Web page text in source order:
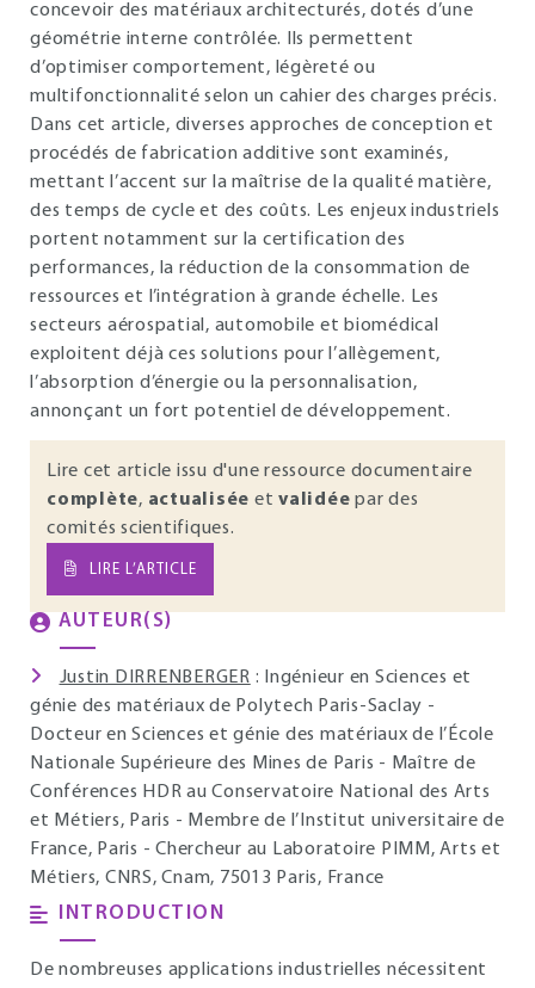
concevoir des matériaux architecturés, dotés d’une
géométrie interne contrôlée. Ils permettent
d’optimiser comportement, légèreté ou
multifonctionnalité selon un cahier des charges précis.
Dans cet article, diverses approches de conception et
procédés de fabrication additive sont examinés,
mettant l’accent sur la maîtrise de la qualité matière,
des temps de cycle et des coûts. Les enjeux industriels
portent notamment sur la certification des
performances, la réduction de la consommation de
ressources et l’intégration à grande échelle. Les
secteurs aérospatial, automobile et biomédical
exploitent déjà ces solutions pour l’allègement,
l’absorption d’énergie ou la personnalisation,
annonçant un fort potentiel de développement.
Lire cet article issu d'une ressource documentaire
complète, actualisée et validée par des
comités scientifiques.
LIRE L’ARTICLE
AUTEUR(S)
Justin DIRRENBERGER : Ingénieur en Sciences et
génie des matériaux de Polytech Paris-Saclay -
Docteur en Sciences et génie des matériaux de l’École
Nationale Supérieure des Mines de Paris - Maître de
Conférences HDR au Conservatoire National des Arts
et Métiers, Paris - Membre de l’Institut universitaire de
France, Paris - Chercheur au Laboratoire PIMM, Arts et
Métiers, CNRS, Cnam, 75013 Paris, France
INTRODUCTION
De nombreuses applications industrielles nécessitent